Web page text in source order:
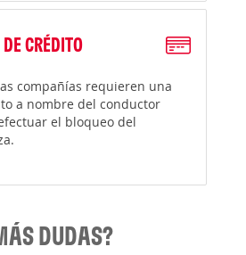
CRÉDITO
compañías requieren una
a nombre del conductor
el bloqueo del
DUDAS?